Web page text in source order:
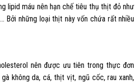
lipid máu nên hạn chế tiêu thụ thịt đỏ như
Bởi những loại thịt này vốn chứa rất nhiều
nên được ưu tiên trong thực đơn
không da, cá, thịt vịt, ngũ cốc, rau xanh,